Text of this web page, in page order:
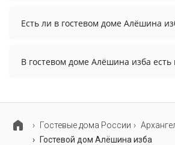
Есть ли в гостевом доме Алёшина
В гостевом доме Алёшина изба есть
отдельно.
Гостевые дома России
Гостевой дом Алёшина изба